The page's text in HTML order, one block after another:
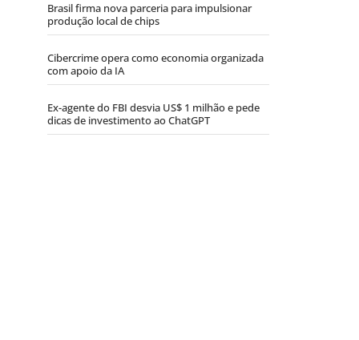
Brasil firma nova parceria para impulsionar
produção local de chips
Cibercrime opera como economia organizada
com apoio da IA
Ex-agente do FBI desvia US$ 1 milhão e pede
dicas de investimento ao ChatGPT